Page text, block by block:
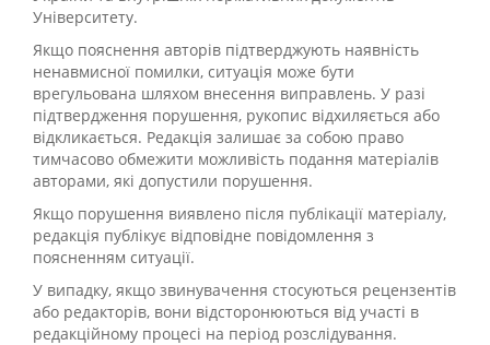
Університету.
Якщо пояснення авторів підтверджують наявність
ненавмисної помилки, ситуація може бути
врегульована шляхом внесення виправлень. У разі
підтвердження порушення, рукопис відхиляється або
відкликається. Редакція залишає за собою право
тимчасово обмежити можливість подання матеріалів
авторами, які допустили порушення.
Якщо порушення виявлено після публікації матеріалу,
редакція публікує відповідне повідомлення з
поясненням ситуації.
У випадку, якщо звинувачення стосуються рецензентів
або редакторів, вони відсторонюються від участі в
редакційному процесі на період розслідування.